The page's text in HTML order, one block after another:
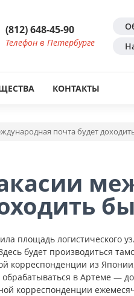
(812) 648-45-90
Телефон в Петербурге
КОНТАКТЫ
почта будет
площадь логистического
будет производиться
корреспонденции из
обрабатываться в Артеме —
корреспонденции